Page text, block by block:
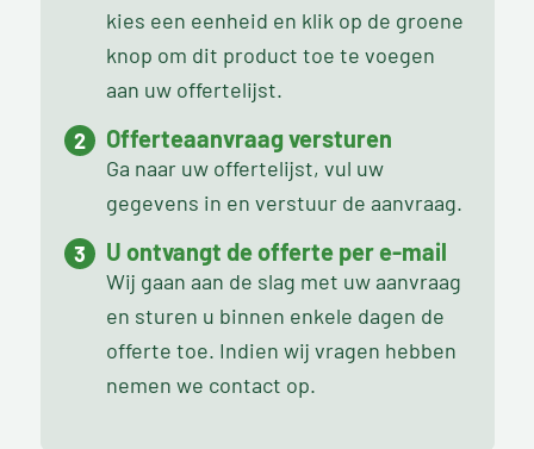
kies een eenheid en klik op de groene
knop om dit product toe te voegen
aan uw offertelijst.
Offerteaanvraag versturen
Ga naar uw offertelijst, vul uw
gegevens in en verstuur de aanvraag.
U ontvangt de offerte per e-mail
Wij gaan aan de slag met uw aanvraag
en sturen u binnen enkele dagen de
offerte toe. Indien wij vragen hebben
nemen we contact op.